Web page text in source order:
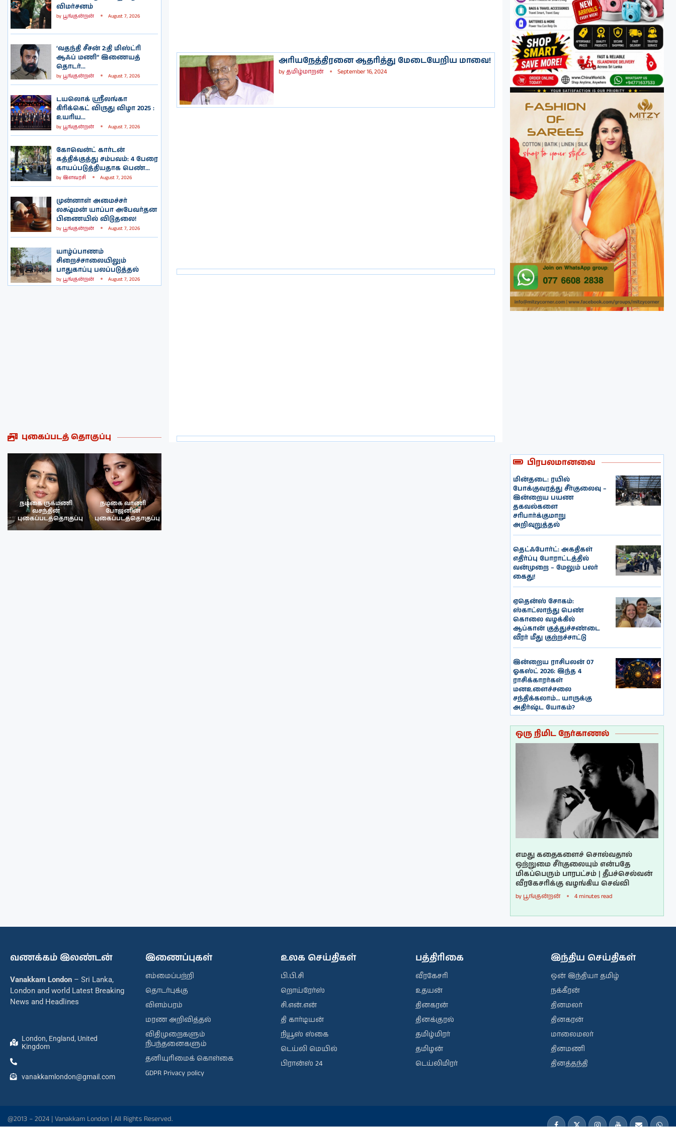
விமர்சனம்
by பூங்குன்றன் August 7, 2026
‘வதந்தி சீசன் 2:தி மிஸ்ட்ரி
ஆஃப் மணி” இணையத்
தொடர்...
by பூங்குன்றன் August 7, 2026
டயலொக் ஸ்ரீலங்கா
கிரிக்கெட் விருது விழா 2025 :
உயரிய...
by பூங்குன்றன் August 7, 2026
கோவென்ட் கார்டன்
கத்திக்குத்து சம்பவம்: 4 பேரை
காயப்படுத்தியதாக பெண்...
by இளவரசி August 7, 2026
முன்னாள் அமைச்சர்
லக்ஷ்மன் யாப்பா அபேவர்தன
பிணையில் விடுதலை!
by பூங்குன்றன் August 7, 2026
யாழ்ப்பாணம்
சிறைச்சாலையிலும்
பாதுகாப்பு பலப்படுத்தல்
by பூங்குன்றன் August 7, 2026
புகைப்படத் தொகுப்பு
நடிகை ருக்மணி
வசந்தின்
புகைப்படத்தொகுப்பு
நடிகை வாணி
போஜனின்
புகைப்படத்தொகுப்பு
அரியநேத்திரனை ஆதரித்து மேடையேறிய மாவை!
byதமிழ்மாறன் September 16, 2024
பிரபலமானவை
மின்தடை: ரயில்
போக்குவரத்து சீர்குலைவு –
இன்றைய பயண
தகவல்களை
சரிபார்க்குமாறு
அறிவுறுத்தல்
தெட்ஃபோர்ட்: அகதிகள்
எதிர்ப்பு போராட்டத்தில்
வன்முறை – மேலும் பலர்
கைது!
ஏதென்ஸ் சோகம்:
ஸ்காட்லாந்து பெண்
கொலை வழக்கில்
ஆப்கான் குத்துச்சண்டை
வீரர் மீது குற்றச்சாட்டு
இன்றைய ராசிபலன் 07
ஓகஸ்ட் 2026: இந்த 4
ராசிக்காரர்கள்
மனஉளைச்சலை
சந்திக்கலாம்… யாருக்கு
அதிர்ஷ்ட யோகம்?
ஒரு நிமிட நேர்காணல்
எமது கதைகளைச் சொல்வதால்
ஒற்றுமை சீர்குலையும் என்பதே
மிகப்பெரும் பாரபட்சம் | தீபச்செல்வன்
வீரகேசரிக்கு வழங்கிய செவ்வி
by பூங்குன்றன் 4 minutes read
வணக்கம் இலண்டன்
Vanakkam London – Sri Lanka,
London and world Latest Breaking
News and Headlines
London, England, United
Kingdom
vanakkamlondon@gmail.com
இணைப்புகள்
எம்மைப்பற்றி
தொடர்புக்கு
விளம்பரம்
மரண அறிவித்தல்
விதிமுறைகளும்
நிபந்தனைகளும்
தனியுரிமைக் கொள்கை
GDPR Privacy policy
உலக செய்திகள்
பி.பி.சி
றொய்ரேர்ஸ்
சி.என்.என்
தி கார்டியன்
நியூஸ் ஸ்கை
டெய்லி மெயில்
பிரான்ஸ் 24
பத்திரிகை
வீரகேசரி
உதயன்
தினகரன்
தினக்குரல்
தமிழ்மிரர்
தமிழன்
டெய்லிமிரர்
இந்திய செய்திகள்
ஒன் இந்தியா தமிழ்
நக்கீரன்
தினமலர்
தினகரன்
மாலைமலர்
தினமணி
தினத்தந்தி
@2013 – 2024 | Vanakkam London | All Rights Reserved.